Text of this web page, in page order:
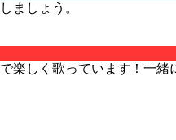
ましょう。
楽しく歌っています！一緒